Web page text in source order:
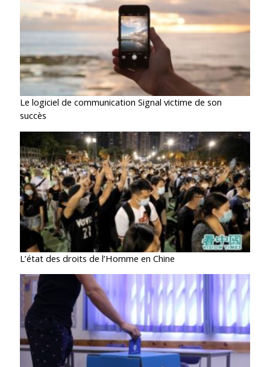
Le logiciel de communication Signal victime de son
succès
L’état des droits de l’Homme en Chine